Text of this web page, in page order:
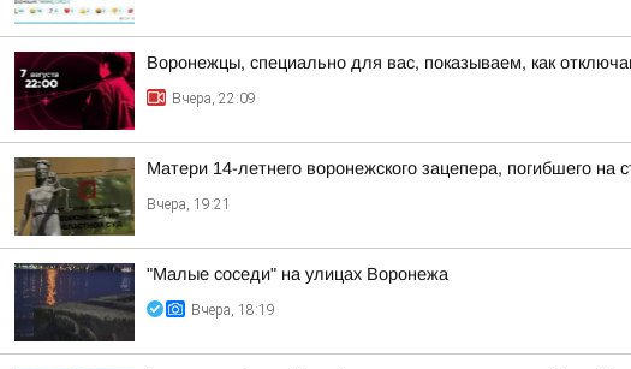
Воронежцы, специально для вас, показываем, как
Вчера, 22:09
Матери 14-летнего воронежского зацепера, погибшего
Вчера, 19:21
"Малые соседи" на улицах Воронежа
Вчера, 18:19